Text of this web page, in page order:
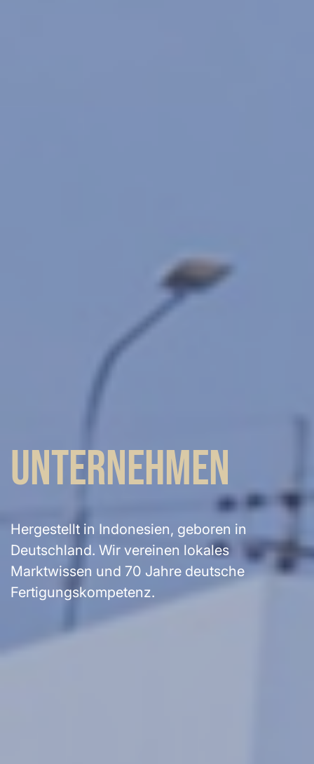
UNTERNEHMEN
Hergestellt in Indonesien, geboren in
Deutschland. Wir vereinen lokales
Marktwissen und 70 Jahre deutsche
Fertigungskompetenz.